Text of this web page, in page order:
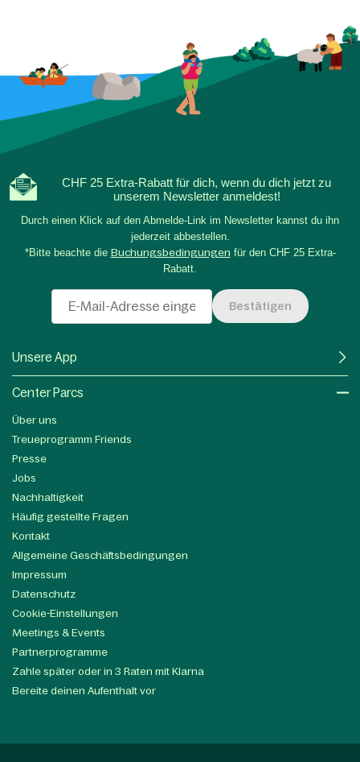
CHF 25 Extra-Rabatt für dich, wenn du dich jetzt zu
unserem Newsletter anmeldest!
Durch einen Klick auf den Abmelde-Link im Newsletter kannst du ihn
jederzeit abbestellen.
*Bitte beachte die Buchungsbedingungen für den CHF 25 Extra-
Rabatt.
Bestätigen
Unsere App
Center Parcs
Über uns
Treueprogramm Friends
Presse
Jobs
Nachhaltigkeit
Häufig gestellte Fragen
Kontakt
Allgemeine Geschäftsbedingungen
Impressum
Datenschutz
Cookie-Einstellungen
Meetings & Events
Partnerprogramme
Zahle später oder in 3 Raten mit Klarna
Bereite deinen Aufenthalt vor